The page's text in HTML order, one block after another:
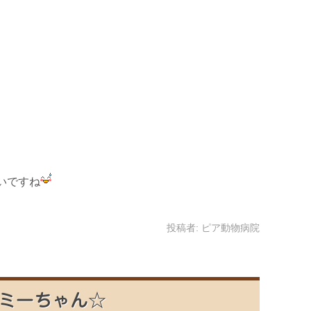
ですね
投稿者: ピア動物病院
ーちゃん☆